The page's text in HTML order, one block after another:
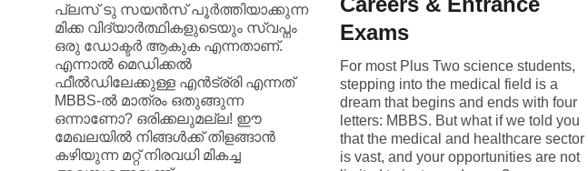
പ്ലസ് ടു സയൻസ് പൂർത്തിയാക്കുന്ന
മിക്ക വിദ്യാർത്ഥികളുടെയും സ്വപ്നം
ഒരു ഡോക്ടർ ആകുക എന്നതാണ്.
എന്നാൽ മെഡിക്കൽ
ഫീൽഡിലേക്കുള്ള എൻട്ര്രി എന്നത്
MBBS-ൽ മാത്രം ഒതുങ്ങുന്ന
ഒന്നാണോ? ഒരിക്കലുമല്ല! ഈ
മേഖലയിൽ നിങ്ങൾക്ക് തിളങ്ങാൻ
കഴിയുന്ന മറ്റ് നിരവധി മികച്ച
Exams
For most Plus Two science students,
stepping into the medical field is a
dream that begins and ends with four
letters: MBBS. But what if we told you
that the medical and healthcare sector
is vast, and your opportunities are not